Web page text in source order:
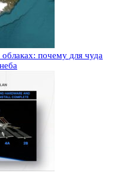
почему для чуда